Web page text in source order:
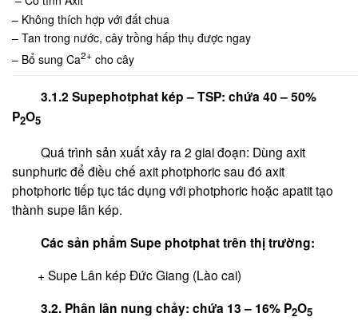
– Không thích hợp với đất chua
– Tan trong nước, cây trồng hấp thụ được ngay
– Bổ sung Ca2+ cho cây
3.1.2 Supephotphat kép – TSP: chứa 40 – 50%
P2O5
Quá trình sản xuất xảy ra 2 giai đoạn: Dùng axit
sunphuric để điều chế axit photphoric sau đó axit
photphoric tiếp tục tác dụng với photphoric hoặc apatit tạo
thành supe lân kép.
Các sản phẩm Supe photphat trên thị trường:
+ Supe Lân kép Đức Giang (Lào cai)
3.2. Phân lân nung chảy: chứa 13 – 16% P2O5